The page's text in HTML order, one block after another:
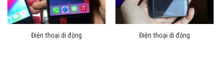
Điện thoại di động Điện thoại di động